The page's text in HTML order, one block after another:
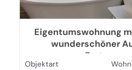
Eigentumswohnung
wunderschöner
Furtwangen
Objektart